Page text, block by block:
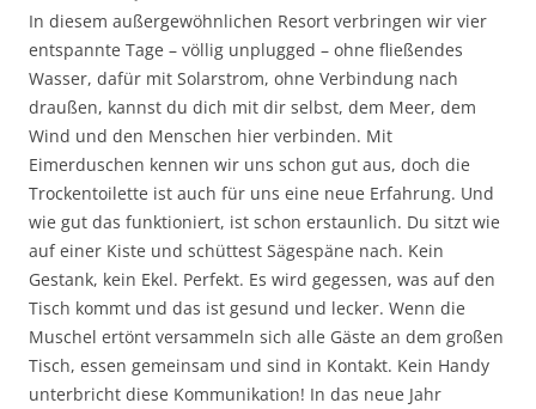
In diesem außergewöhnlichen Resort verbringen wir vier
entspannte Tage – völlig unplugged – ohne fließendes
Wasser, dafür mit Solarstrom, ohne Verbindung nach
draußen, kannst du dich mit dir selbst, dem Meer, dem
Wind und den Menschen hier verbinden. Mit
Eimerduschen kennen wir uns schon gut aus, doch die
Trockentoilette ist auch für uns eine neue Erfahrung. Und
wie gut das funktioniert, ist schon erstaunlich. Du sitzt wie
auf einer Kiste und schüttest Sägespäne nach. Kein
Gestank, kein Ekel. Perfekt. Es wird gegessen, was auf den
Tisch kommt und das ist gesund und lecker. Wenn die
Muschel ertönt versammeln sich alle Gäste an dem großen
Tisch, essen gemeinsam und sind in Kontakt. Kein Handy
unterbricht diese Kommunikation! In das neue Jahr